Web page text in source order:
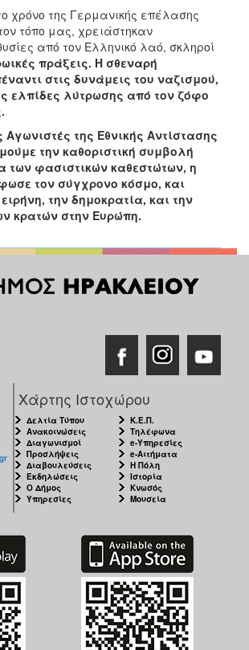
χρόνο της Γερμανικής επέλασης
τόπο μας, χρειάστηκαν
από τον Ελληνικό λαό, σκληροί
πράξεις. Η σθεναρή
στις δυνάμεις του ναζισμού,
ελπίδες λύτρωσης από τον ζόφο
Αγωνιστές της Εθνικής Αντίστασης
την καθοριστική συμβολή
των φασιστικών καθεστώτων, η
τον σύγχρονο κόσμο, και
την δημοκρατία, και την
κρατών στην Ευρώπη.
Χάρτης Ιστοχώρου
Δελτία Τύπου
Ανακοινώσεις
Διαγωνισμοί
Προσλήψεις
Διαβουλεύσεις
Εκδηλώσεις
Ο Δήμος
Υπηρεσίες
Κ.Ε.Π.
Τηλέφωνα
e-Υπηρεσίες
e-Αιτήματα
Η Πόλη
Ιστορία
Κνωσός
Μουσεία